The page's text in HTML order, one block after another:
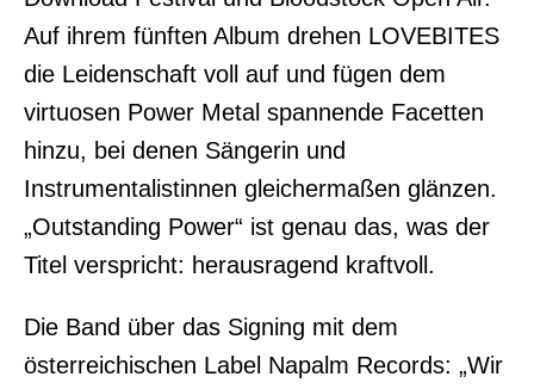
Auf ihrem fünften Album drehen LOVEBITES
die Leidenschaft voll auf und fügen dem
virtuosen Power Metal spannende Facetten
hinzu, bei denen Sängerin und
Instrumentalistinnen gleichermaßen glänzen.
„Outstanding Power“ ist genau das, was der
Titel verspricht: herausragend kraftvoll.
Die Band über das Signing mit dem
österreichischen Label Napalm Records: „Wir